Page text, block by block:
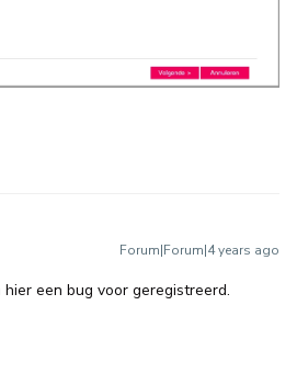
Forum|Forum|4 years ago
een bug voor geregistreerd.